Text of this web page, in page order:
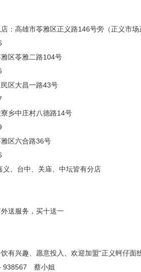
店：高雄市苓雅区正义路146号旁（正义市
区苓雅二路104号
区大昌一路43号
乡中庄村八德路14号
区六合路36号
义、台中、关庙、中坛皆有分店
外送服务，买十送一
饮有兴趣、愿意投入、欢迎加盟“正义蚵仔面
938567 蔡小姐